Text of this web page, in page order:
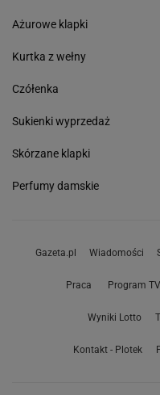
Ażurowe klapki
Kurtka z wełny
Czółenka
Sukienki wyprzedaż
Skórzane klapki
Perfumy damskie
Gazeta.pl Wiadomości
Praca Program TV
Wyniki Lotto
Kontakt - Plotek